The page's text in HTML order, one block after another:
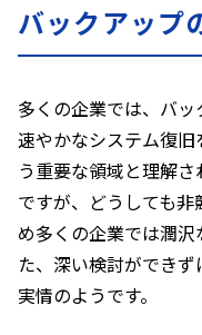
バックアップ
多くの企業では、バ
速やかなシステム復
う重要な領域と理解さ
ですが、どうしても
め多くの企業では潤
た、深い検討ができ
実情のようです。